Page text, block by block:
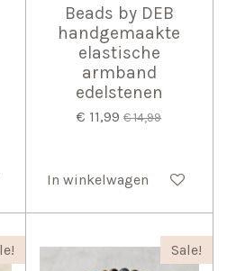
Beads by DEB
handgemaakte
elastische
armband
edelstenen
€ 11,99 € 14,99
In winkelwagen
Sale!